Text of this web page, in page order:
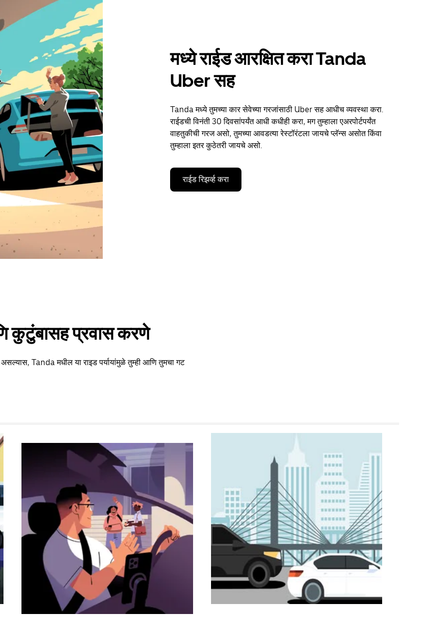
मध्ये राईड आरक्षित करा Tanda
Uber सह
Tanda मध्ये तुमच्या कार सेवेच्या गरजांसाठी Uber सह आधीच व्यवस्था करा.
राईडची विनंती 30 दिवसांपर्यंत आधी कधीही करा, मग तुम्हाला एअरपोर्टपर्यंत
वाहतुकीची गरज असो, तुमच्या आवडत्या रेस्टॉरंटला जायचे प्लॅन्स असोत किंवा
तुम्हाला इतर कुठेतरी जायचे असो.
राईड रिझर्व्ह करा
कुटुंबासह प्रवास करणे
Tanda मधील या राइड पर्यायांमुळे तुम्ही आणि तुमचा गट